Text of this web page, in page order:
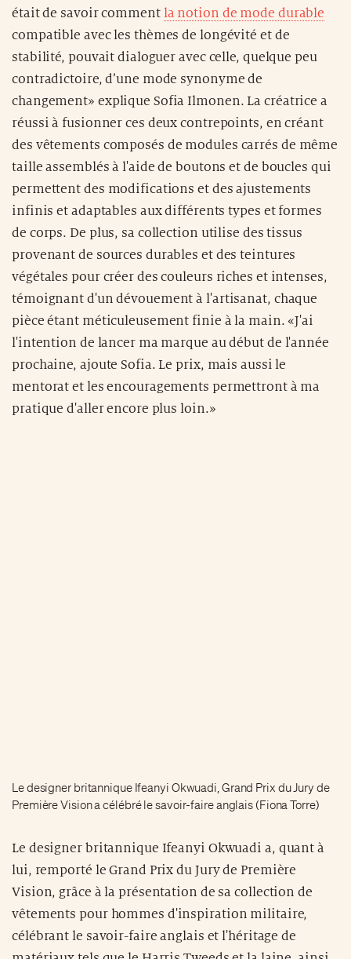
était de savoir comment la notion de mode durable
compatible avec les thèmes de longévité et de
stabilité, pouvait dialoguer avec celle, quelque peu
contradictoire, d’une mode synonyme de
changement» explique Sofia Ilmonen. La créatrice a
réussi à fusionner ces deux contrepoints, en créant
des vêtements composés de modules carrés de même
taille assemblés à l'aide de boutons et de boucles qui
permettent des modifications et des ajustements
infinis et adaptables aux différents types et formes
de corps. De plus, sa collection utilise des tissus
provenant de sources durables et des teintures
végétales pour créer des couleurs riches et intenses,
témoignant d'un dévouement à l'artisanat, chaque
pièce étant méticuleusement finie à la main. «J'ai
l'intention de lancer ma marque au début de l'année
prochaine, ajoute Sofia. Le prix, mais aussi le
mentorat et les encouragements permettront à ma
pratique d'aller encore plus loin.»
Le designer britannique Ifeanyi Okwuadi, Grand Prix du Jury de
Première Vision a célébré le savoir-faire anglais (Fiona Torre)
Le designer britannique Ifeanyi Okwuadi a, quant à
lui, remporté le Grand Prix du Jury de Première
Vision, grâce à la présentation de sa collection de
vêtements pour hommes d'inspiration militaire,
célébrant le savoir-faire anglais et l'héritage de